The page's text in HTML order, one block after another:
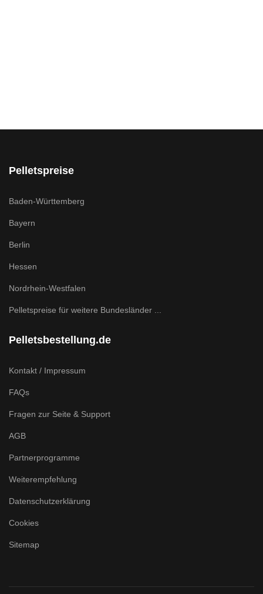
Pelletspreise
Baden-Württemberg
Bayern
Berlin
Hessen
Nordrhein-Westfalen
Pelletspreise für weitere Bundesländer ...
Pelletsbestellung.de
Kontakt / Impressum
FAQs
Fragen zur Seite & Support
AGB
Partnerprogramme
Weiterempfehlung
Datenschutzerklärung
Cookies
Sitemap